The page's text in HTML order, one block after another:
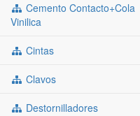
Cemento Contacto+cola
Vinilica
Cintas
Clavos
Destornilladores